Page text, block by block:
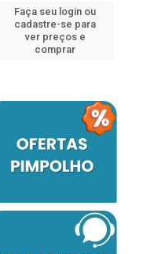
Faça seu login ou
cadastre-se para
ver preços e
comprar